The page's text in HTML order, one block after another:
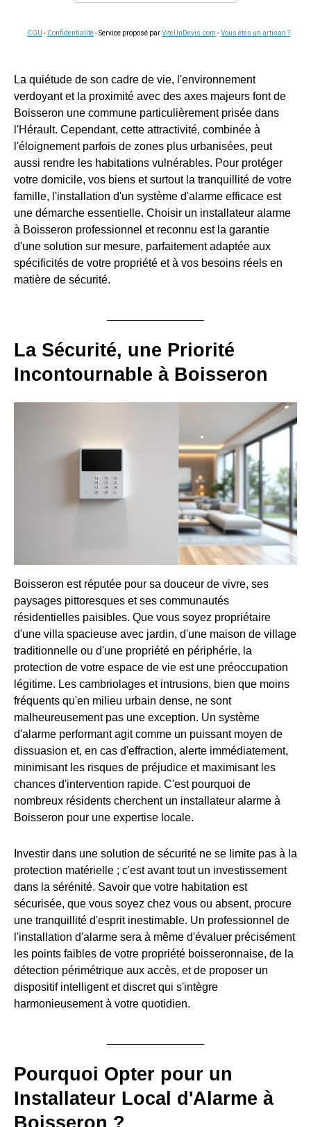
CGU - Confidentialité- Service proposé parViteUnDevis.com -Vous êtes un artisan ?
La quiétude de son cadre de vie, l'environnement
verdoyant et la proximité avec des axes majeurs font de
Boisseron une commune particulièrement prisée dans
l'Hérault. Cependant, cette attractivité, combinée à
l'éloignement parfois de zones plus urbanisées, peut
aussi rendre les habitations vulnérables. Pour protéger
votre domicile, vos biens et surtout la tranquillité de votre
famille, l'installation d'un système d'alarme efficace est
une démarche essentielle. Choisir un installateur alarme
à Boisseron professionnel et reconnu est la garantie
d'une solution sur mesure, parfaitement adaptée aux
spécificités de votre propriété et à vos besoins réels en
matière de sécurité.
La Sécurité, une Priorité
Incontournable à Boisseron
Boisseron est réputée pour sa douceur de vivre, ses
paysages pittoresques et ses communautés
résidentielles paisibles. Que vous soyez propriétaire
d'une villa spacieuse avec jardin, d'une maison de village
traditionnelle ou d'une propriété en périphérie, la
protection de votre espace de vie est une préoccupation
légitime. Les cambriolages et intrusions, bien que moins
fréquents qu'en milieu urbain dense, ne sont
malheureusement pas une exception. Un système
d'alarme performant agit comme un puissant moyen de
dissuasion et, en cas d'effraction, alerte immédiatement,
minimisant les risques de préjudice et maximisant les
chances d'intervention rapide. C'est pourquoi de
nombreux résidents cherchent un installateur alarme à
Boisseron pour une expertise locale.
Investir dans une solution de sécurité ne se limite pas à la
protection matérielle ; c'est avant tout un investissement
dans la sérénité. Savoir que votre habitation est
sécurisée, que vous soyez chez vous ou absent, procure
une tranquillité d'esprit inestimable. Un professionnel de
l'installation d'alarme sera à même d'évaluer précisément
les points faibles de votre propriété boisseronnaise, de la
détection périmétrique aux accès, et de proposer un
dispositif intelligent et discret qui s'intègre
harmonieusement à votre quotidien.
Pourquoi Opter pour un
Installateur Local d'Alarme à
Boisseron ?